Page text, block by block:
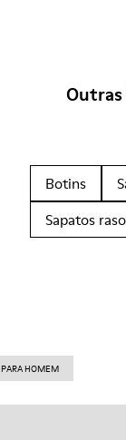
Botins
Sapatos
PARA HOMEM